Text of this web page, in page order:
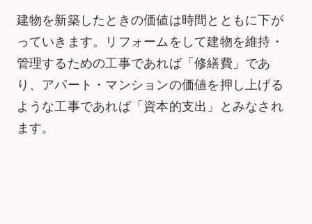
建物を新築したときの価値は時間とともに下が
っていきます。リフォームをして建物を維持・
管理するための工事であれば「修繕費」であ
り、アパート・マンションの価値を押し上げる
ような工事であれば「資本的支出」とみなされ
ます。